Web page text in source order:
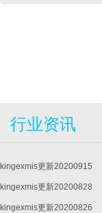
行业资讯
kingexmis更新20200915
kingexmis更新20200828
kingexmis更新20200826